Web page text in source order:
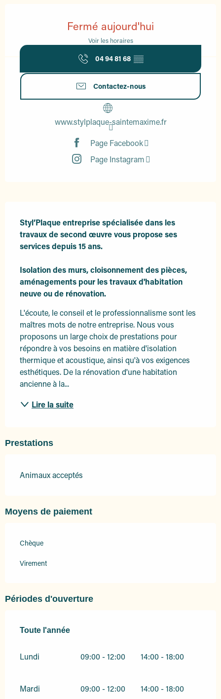
Fermé aujourd'hui
Voir les horaires
04 94 81 68 ▒▒
Contactez-nous
www.stylplaque-saintemaxime.fr
Page Facebook
Page Instagram
Styl’Plaque entreprise spécialisée dans les
travaux de second œuvre vous propose ses
services depuis 15 ans.
Isolation des murs, cloisonnement des pièces,
aménagements pour les travaux d'habitation
neuve ou de rénovation.
L'écoute, le conseil et le professionnalisme sont les
maîtres mots de notre entreprise. Nous vous
proposons un large choix de prestations pour
répondre à vos besoins en matière d'isolation
thermique et acoustique, ainsi qu'à vos exigences
esthétiques. De la rénovation d'une habitation
ancienne à la...
Lire la suite
Prestations
Animaux acceptés
Moyens de paiement
Chèque
Virement
Périodes d'ouverture
Toute l'année
Toute l'année
Lundi 09:00 - 12:00 14:00 - 18:00
Mardi 09:00 - 12:00 14:00 - 18:00